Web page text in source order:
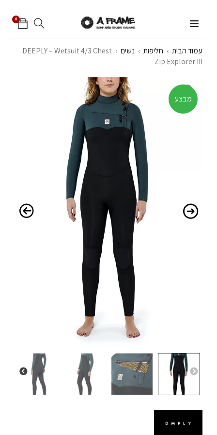
0
עמוד הבית › חליפות › נשים ›
DEEPLY – Wetsuit 4/3 Chest
Zip Explorer III
מבצע